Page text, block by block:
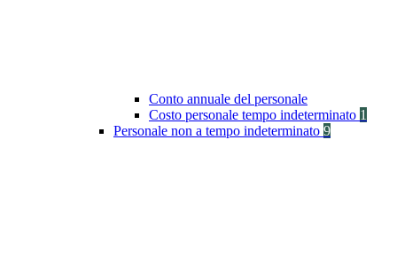
Conto annuale del personale
Costo personale tempo indeterminato 1
Personale non a tempo indeterminato 9